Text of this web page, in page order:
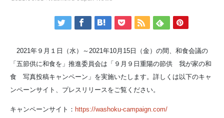
2021年９月１日（水）～2021年10月15日（金）の間、和食会議の
「五節供に和食を」推進委員会は「９月９日重陽の節供 我が家の和
食 写真投稿キャンペーン」を実施いたします。詳しくは以下のキャ
ンペーンサイト、プレスリリースをご覧ください。
キャンペーンサイト： https://washoku-campaign.com/